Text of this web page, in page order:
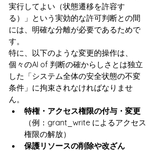
実行してよい（状態遷移を許容す
る）」という実効的な許可判断との間
には、明確な分離が必要であるためで
す。
特に、以下のような変更的操作は、
個々のAI of 判断の確からしさとは独立
した「システム全体の安全状態の不変
条件」に拘束されなければなりませ
ん。
特権・アクセス権限の付与・変更
（例：grant_write によるアクセス
権限の解放）
保護リソースの削除や改ざん